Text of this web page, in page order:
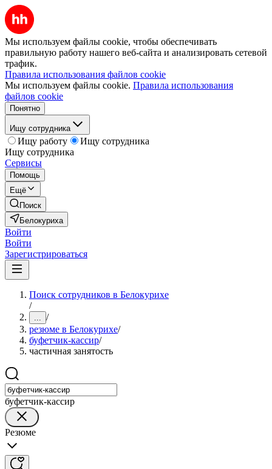
Мы используем файлы cookie, чтобы обеспечивать
правильную работу нашего веб-сайта и анализировать сетевой
трафик.
Правила использования файлов cookie
Мы используем файлы cookie. Правила использования
файлов cookie
Понятно
Ищу сотрудника
Ищу работу
Ищу сотрудника
Ищу сотрудника
Сервисы
Помощь
Ещё
Поиск
Белокуриха
Войти
Войти
Зарегистрироваться
Поиск сотрудников в Белокурихе
/
... /
резюме в Белокурихе/
буфетчик-кассир/
частичная занятость
буфетчик-кассир
Резюме